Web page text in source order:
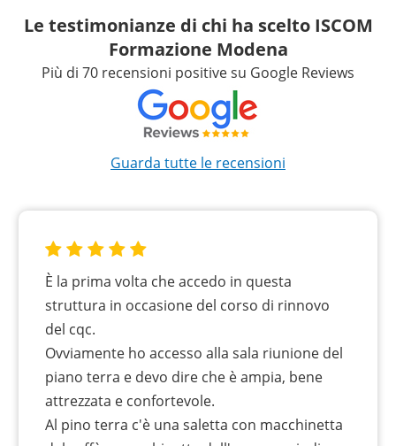
Le testimonianze di chi ha scelto ISCOM
Formazione Modena
Più di 70 recensioni positive su Google Reviews
Guarda tutte le recensioni
È la prima volta che accedo in questa
struttura in occasione del corso di rinnovo
del cqc.
Ovviamente ho accesso alla sala riunione del
piano terra e devo dire che è ampia, bene
attrezzata e confortevole.
Al pino terra c'è una saletta con macchinetta